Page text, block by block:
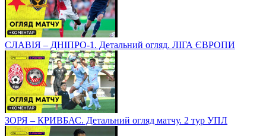
СЛАВІЯ – ДНІПРО-1. Детальний огляд. ЛІГА ЄВРОПИ
ЗОРЯ – КРИВБАС. Детальний огляд матчу. 2 тур УПЛ